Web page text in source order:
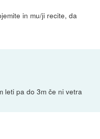
in mu/ji recite, da
leti pa do 3m če ni vetra